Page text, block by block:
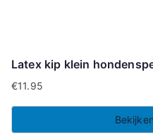
Latex kip klein
€11.95